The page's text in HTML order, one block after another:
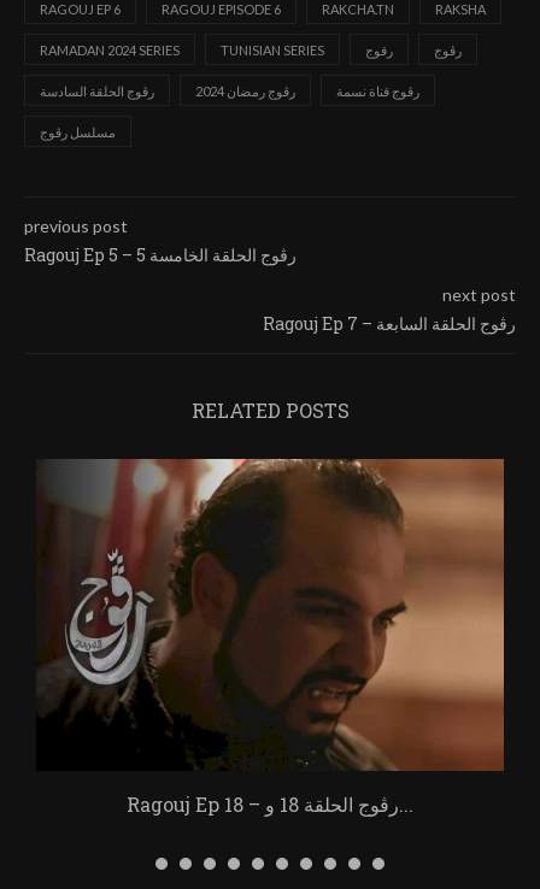
RAGOUJ EP 6 RAGOUJ EPISODE 6 RAKCHA.TN RAKSHA
RAMADAN 2024 SERIES TUNISIAN SERIES رقوج رڨوج
رڨوج الحلقة السادسة رڨوج رمضان 2024 رڨوج قناة نسمة
مسلسل رڨوج
previous post
Ragouj Ep 5 – رڨوج الحلقة الخامسة 5
next post
Ragouj Ep 7 – رڨوج الحلقة السابعة
RELATED POSTS
Ragouj Ep 18 – رڨوج الحلقة 18 و...